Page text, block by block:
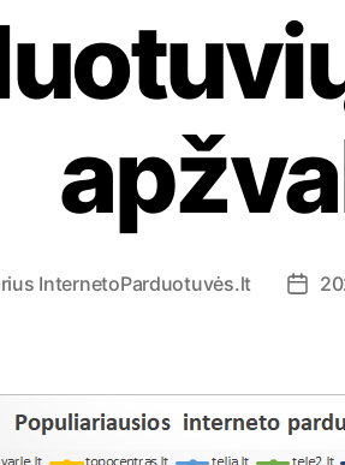
InternetoParduotuvės.lt
Į
o
d
a